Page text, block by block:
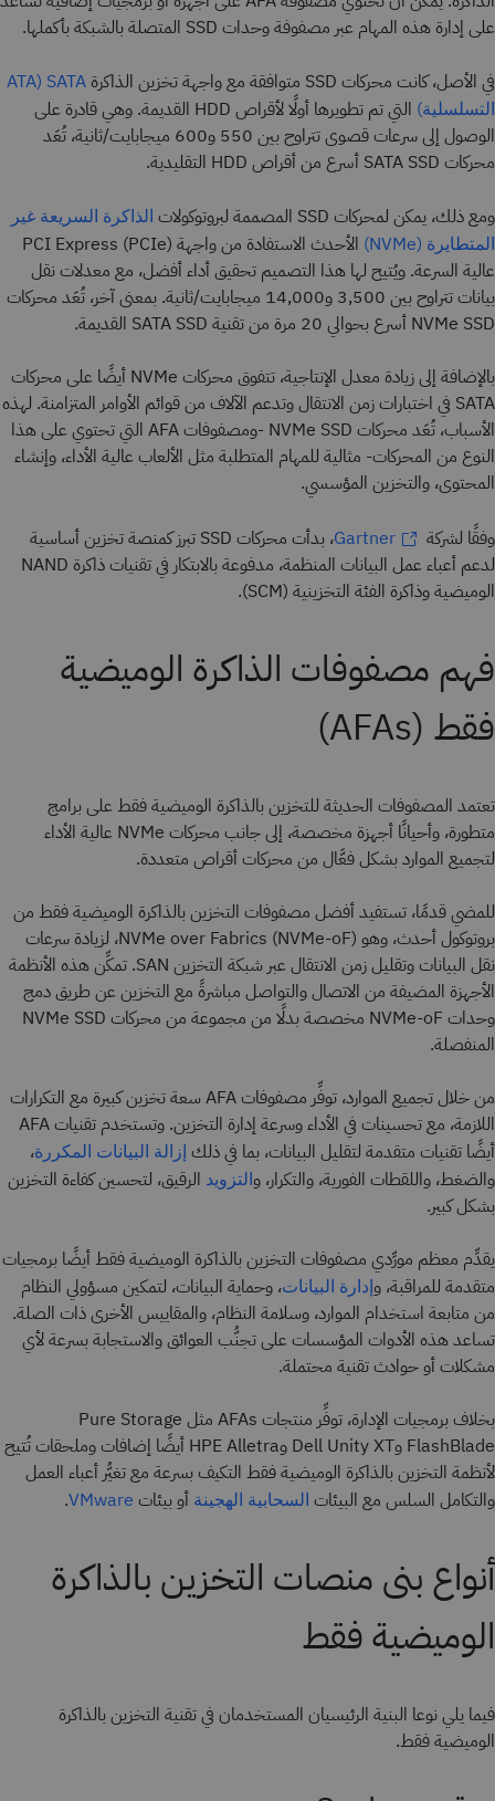
على إدارة هذه المهام عبر مصفوفة وحدات SSD المتصلة بالشبكة بأكملها.
في الأصل، كانت محركات SSD متوافقة مع واجهة تخزين الذاكرة
SATA (ATA
التسلسلية)
التي تم تطويرها أولًا لأقراص HDD القديمة. وهي قادرة على
الوصول إلى سرعات قصوى تتراوح بين 550 و600 ميجابايت/ثانية، تُعَد
محركات SATA SSD أسرع من أقراص HDD التقليدية.
ومع ذلك، يمكن لمحركات SSD المصممة لبروتوكولات
الذاكرة السريعة غير
المتطايرة (NVMe)
الأحدث الاستفادة من واجهة PCI Express (PCIe)
عالية السرعة. ويُتيح لها هذا التصميم تحقيق أداء أفضل، مع معدلات نقل
بيانات تتراوح بين 3,500 و14,000 ميجابايت/ثانية. بمعنى آخر، تُعَد محركات
NVMe SSD أسرع بحوالي 20 مرة من تقنية SATA SSD القديمة.
بالإضافة إلى زيادة معدل الإنتاجية، تتفوق محركات NVMe أيضًا على محركات
SATA في اختبارات زمن الانتقال وتدعم الآلاف من قوائم الأوامر المتزامنة. لهذه
الأسباب، تُعَد محركات NVMe SSD -ومصفوفات AFA التي تحتوي على هذا
النوع من المحركات- مثالية للمهام المتطلبة مثل الألعاب عالية الأداء، وإنشاء
المحتوى، والتخزين المؤسسي.
وفقًا لشركة Gartner
، بدأت محركات SSD تبرز كمنصة تخزين أساسية
لدعم أعباء عمل البيانات المنظمة، مدفوعة بالابتكار في تقنيات ذاكرة NAND
الوميضية وذاكرة الفئة التخزينية (SCM).
فهم مصفوفات الذاكرة الوميضية
فقط (AFAs)
تعتمد المصفوفات الحديثة للتخزين بالذاكرة الوميضية فقط على برامج
متطورة، وأحيانًا أجهزة مخصصة، إلى جانب محركات NVMe عالية الأداء
لتجميع الموارد بشكل فعَّال من محركات أقراص متعددة.
للمضي قدمًا، تستفيد أفضل مصفوفات التخزين بالذاكرة الوميضية فقط من
بروتوكول أحدث، وهو NVMe over Fabrics (NVMe-oF)، لزيادة سرعات
نقل البيانات وتقليل زمن الانتقال عبر شبكة التخزين SAN. تمكِّن هذه الأنظمة
الأجهزة المضيفة من الاتصال والتواصل مباشرةً مع التخزين عن طريق دمج
وحدات NVMe-oF مخصصة بدلًا من مجموعة من محركات NVMe SSD
المنفصلة.
من خلال تجميع الموارد، توفِّر مصفوفات AFA سعة تخزين كبيرة مع التكرارات
اللازمة، مع تحسينات في الأداء وسرعة إدارة التخزين. وتستخدم تقنيات AFA
أيضًا تقنيات متقدمة لتقليل البيانات، بما في ذلك إزالة البيانات المكررة،
والضغط، واللقطات الفورية، والتكرار، والتزويد الرقيق، لتحسين كفاءة التخزين
بشكل كبير.
يقدِّم معظم مورِّدي مصفوفات التخزين بالذاكرة الوميضية فقط أيضًا برمجيات
متقدمة للمراقبة، وإدارة البيانات، وحماية البيانات، لتمكين مسؤولي النظام
من متابعة استخدام الموارد، وسلامة النظام، والمقاييس الأخرى ذات الصلة.
تساعد هذه الأدوات المؤسسات على تجنُّب العوائق والاستجابة بسرعة لأي
مشكلات أو حوادث تقنية محتملة.
بخلاف برمجيات الإدارة، توفِّر منتجات AFAs مثل Pure Storage
FlashBlade وDell Unity XT وHPE Alletra أيضًا إضافات وملحقات تُتيح
لأنظمة التخزين بالذاكرة الوميضية فقط التكيف بسرعة مع تغيُّر أعباء العمل
والتكامل السلس مع البيئات السحابية الهجينة أو بيئات VMware
.
أنواع بنى منصات التخزين بالذاكرة
الوميضية فقط
فيما يلي نوعا البنية الرئيسيان المستخدمان في تقنية التخزين بالذاكرة
الوميضية فقط.